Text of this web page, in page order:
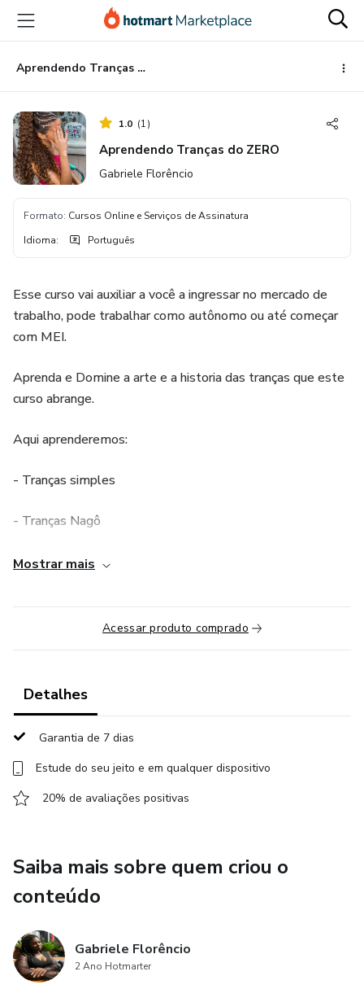
para
conteúdo
principal
para
pagamento
para
rodapé
Aprendendo Tranças do ZERO
1.0 (1)
Aprendendo Tranças do ZERO
Gabriele Florêncio
Formato: Cursos Online e Serviços de Assinatura
Idioma: Português
Esse curso vai auxiliar a você a ingressar no mercado de
trabalho, pode trabalhar como autônomo ou até começar
com MEI.
Aprenda e Domine a arte e a historia das tranças que este
curso abrange.
Aqui aprenderemos:
- Tranças simples
- Tranças Nagô
- Tranças Box
- Dominação do Jumbo
Desenvolvi este curso de trancista para que fosse
facilmente assimilado por iniciantes até se tornarem
profissionais.
Mostrar mais
Acessar produto comprado
Detalhes
Garantia de 7 dias
Estude do seu jeito e em qualquer dispositivo
20% de avaliações positivas
Saiba mais sobre quem criou o
conteúdo
Gabriele Florêncio
2 Ano Hotmarter